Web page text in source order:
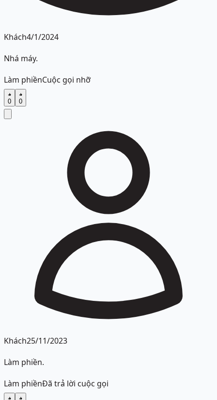
Khách4/1/2024
Nhá máy.
Làm phiềnCuộc gọi nhỡ
0 0
Khách25/11/2023
Làm phiền.
Làm phiềnĐã trả lời cuộc gọi